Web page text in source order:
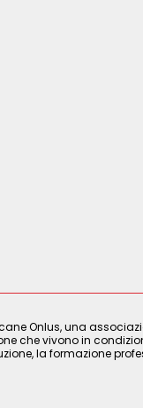
Onlus, una
che vivono in
la formazione